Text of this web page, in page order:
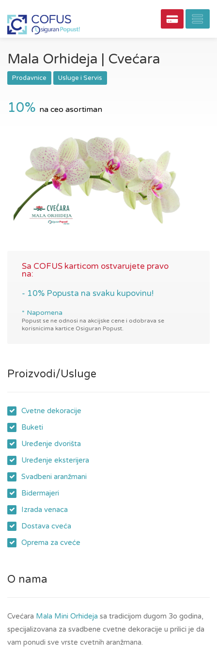
Mala Orhideja | Cvećara
Prodavnice Usluge i Servis
10% na ceo asortiman
Sa COFUS karticom ostvarujete pravo
na:
- 10% Popusta na svaku kupovinu!
* Napomena
Popust se ne odnosi na akcijske cene i odobrava se
korisnicima kartice Osiguran Popust.
Proizvodi/Usluge
Cvetne dekoracije
Buketi
Uređenje dvorišta
Uređenje eksterijera
Svadbeni aranžmani
Bidermajeri
Izrada venaca
Dostava cveća
Oprema za cveće
O nama
Cvećara Mala Mini Orhideja sa tradicijom dugom 3o godina,
specijalizovana za svadbene cvetne dekoracije u prilici je da
vam ponudi sve vrste cvetnih aranžmana.